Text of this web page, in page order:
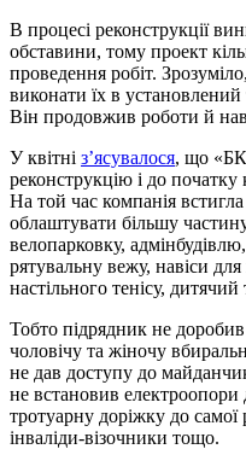
В процесі реконструкції
обставини, тому проект
проведення робіт.
виконати їх в
Він продовжив роботи й
У квітні з’ясувалося, що «БК
реконструкцію і до початку
На той час компанія
облаштувати більшу
велопарковку,
рятувальну вежу, навіси
настільного тенісу,
Тобто підрядник не
чоловічу та жіночу
не дав доступу до
не встановив електроопори
тротуарну доріжку до
інваліди-візочники тощо.